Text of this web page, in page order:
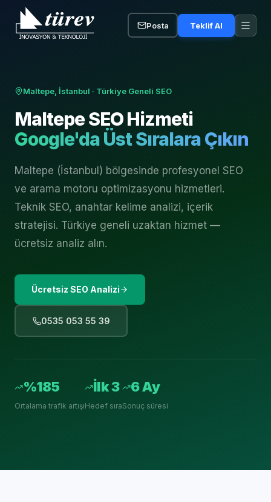
Posta Teklif Al
Maltepe, İstanbul · Türkiye Geneli SEO
MaltepeSEO Hizmeti
Google'da Üst Sıralara Çıkın
Maltepe (İstanbul) bölgesinde profesyonel SEO
ve arama motoru optimizasyonu hizmetleri.
Teknik SEO, anahtar kelime analizi, içerik
stratejisi. Türkiye geneli uzaktan hizmet —
ücretsiz analiz alın.
Ücretsiz SEO Analizi
0535 053 55 39
%185
Ortalama trafik artışı
İlk 3
Hedef sıra
6 Ay
Sonuç süresi